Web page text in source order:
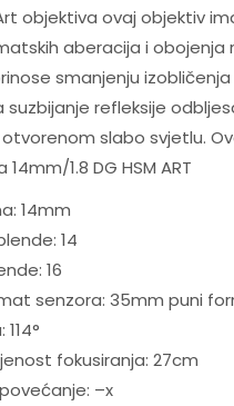
objektiva ovaj objektiv
aberacija i
smanjenju
refleksije
slabo svjetlu.
1.8 DG HSM ART
14mm
14
16
senzora: 35mm puni
fokusiranja: 27cm
–x